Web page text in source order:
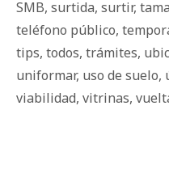
SMB, surtida, surtir,
teléfono público,
tips, todos, trámites,
uniformar, uso de suelo,
viabilidad, vitrinas,